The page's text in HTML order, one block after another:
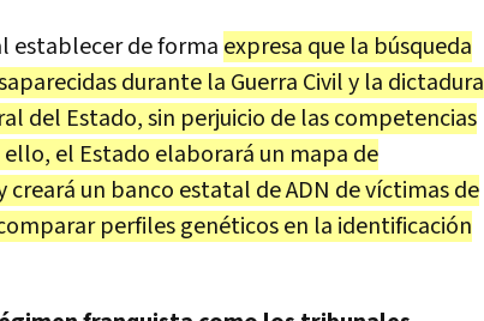
establecer de forma expresa que la búsqueda
durante la Guerra Civil y la dictadura
del Estado, sin perjuicio de las competencias
el Estado elaborará un mapa de
un banco estatal de ADN de víctimas de
perfiles genéticos en la identificación